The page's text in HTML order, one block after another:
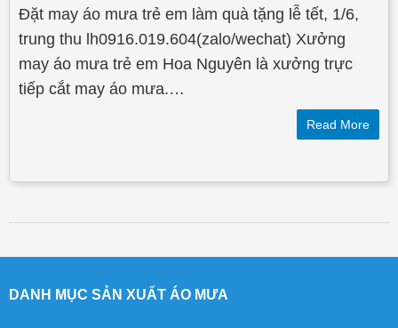
DANH MỤC SẢN XUẤT ÁO MƯA
Đặt may áo mưa trẻ em làm quà tặng lễ tết, 1/6,
trung thu lh0916.019.604(zalo/wechat) Xưởng
may áo mưa trẻ em Hoa Nguyên là xưởng trực
tiếp cắt may áo mưa.…
Read More
Post navigation